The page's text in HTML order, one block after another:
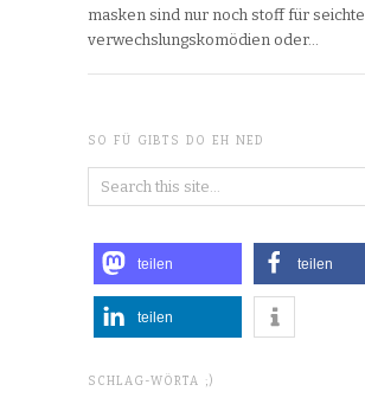
masken sind nur noch stoff für seichte
verwechslungskomödien oder…
SO FÜ GIBTS DO EH NED
teilen teilen
teilen
SCHLAG-WÖRTA ;)